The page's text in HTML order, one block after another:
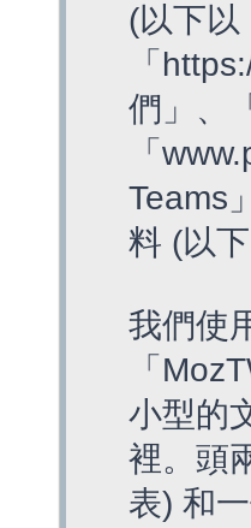
(以下以
「
們」、
「
Teams
料 (以
我們使
「
小型的
裡。頭
表) 和